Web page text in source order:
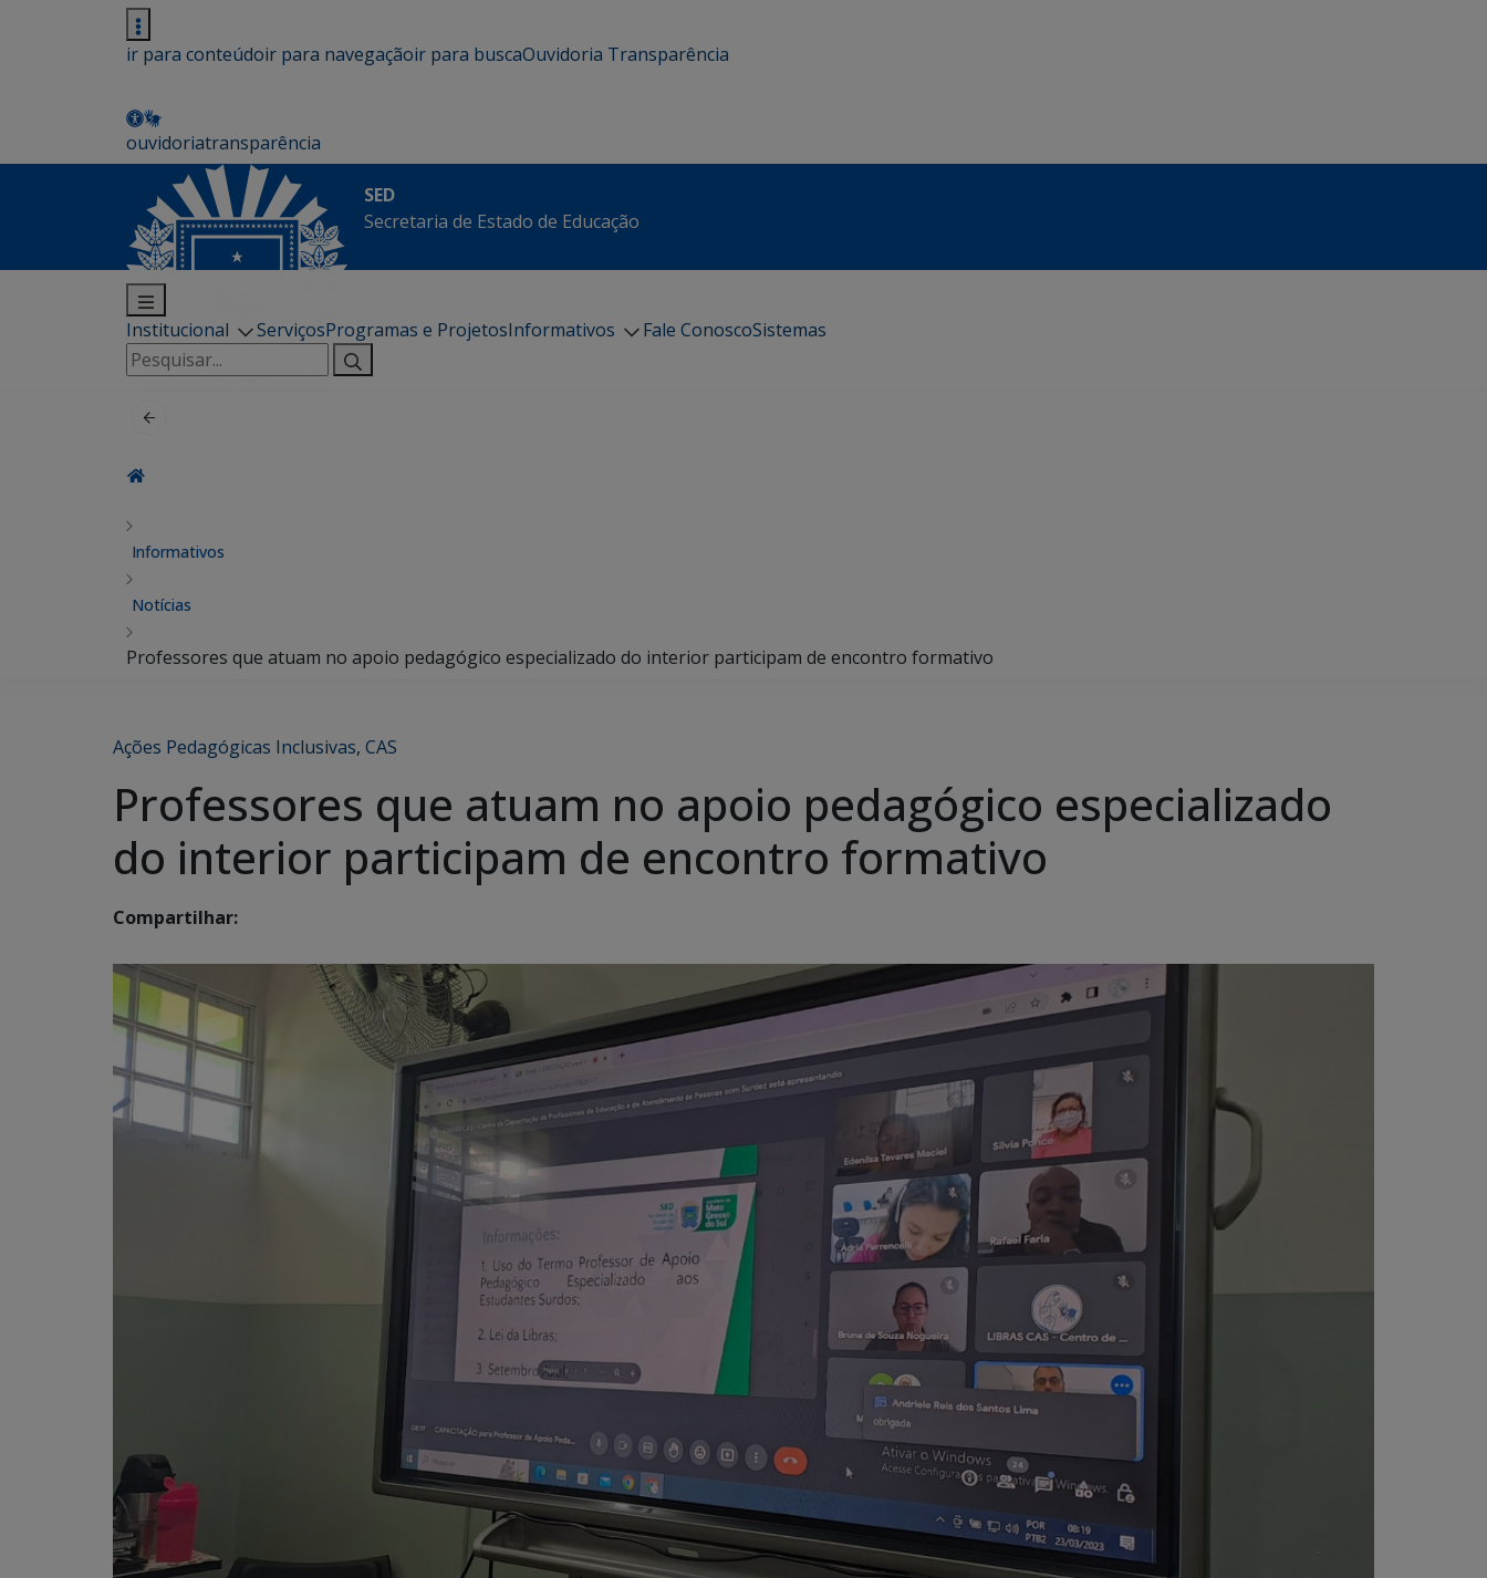
ir para conteúdoir para navegaçãoir para buscaOuvidoria Transparência
ouvidoriatransparência
SED
Secretaria de Estado de Educação
Institucional ServiçosProgramas e ProjetosInformativos Fale ConoscoSistemas
Pesquisar
por:
Informativos
Notícias
Professores que atuam no apoio pedagógico especializado do interior participam de encontro formativo
Ações Pedagógicas Inclusivas, CAS
Professores que atuam no apoio pedagógico especializado
do interior participam de encontro formativo
Compartilhar: